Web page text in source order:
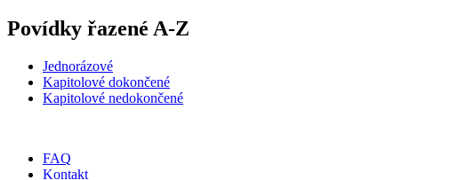
Povídky řazené A-Z
Jednorázové
Kapitolové dokončené
Kapitolové nedokončené
FAQ
Kontakt